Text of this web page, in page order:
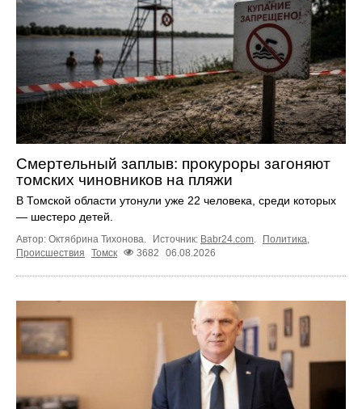
Смертельный заплыв: прокуроры загоняют
томских чиновников на пляжи
В Томской области утонули уже 22 человека, среди которых
— шестеро детей.
Автор: Октябрина Тихонова. Источник: Babr24.com. Политика,
Происшествия
Томск 3682 06.08.2026